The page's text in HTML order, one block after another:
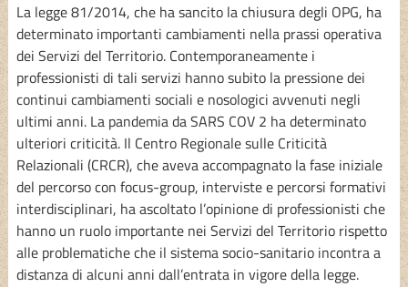
La legge 81/2014, che ha sancito la chiusura degli OPG, ha
determinato importanti cambiamenti nella prassi operativa
dei Servizi del Territorio. Contemporaneamente i
professionisti di tali servizi hanno subito la pressione dei
continui cambiamenti sociali e nosologici avvenuti negli
ultimi anni. La pandemia da SARS COV 2 ha determinato
ulteriori criticità. Il Centro Regionale sulle Criticità
Relazionali (CRCR), che aveva accompagnato la fase iniziale
del percorso con focus-group, interviste e percorsi formativi
interdisciplinari, ha ascoltato l’opinione di professionisti che
hanno un ruolo importante nei Servizi del Territorio rispetto
alle problematiche che il sistema socio-sanitario incontra a
distanza di alcuni anni dall’entrata in vigore della legge.